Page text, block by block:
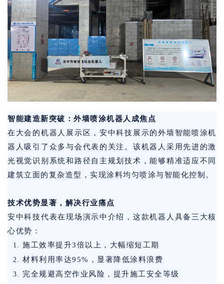
智能建造新突破：外墙喷涂机器人成焦点
在大会的机器人展示区，安中科技展示的外墙智能喷涂机
器人吸引了众多与会代表的关注。该机器人采用先进的激
光视觉识别系统和路径自主规划技术，能够精准适应不同
建筑立面的复杂造型，实现涂料均匀喷涂与智能化控制。
技术优势显著，解决行业痛点
安中科技代表在现场演示中介绍，这款机器人具备三大核
心优势：
施工效率提升3倍以上，大幅缩短工期
材料利用率达95%，显著降低涂料浪费
完全规避高空作业风险，提升施工安全等级